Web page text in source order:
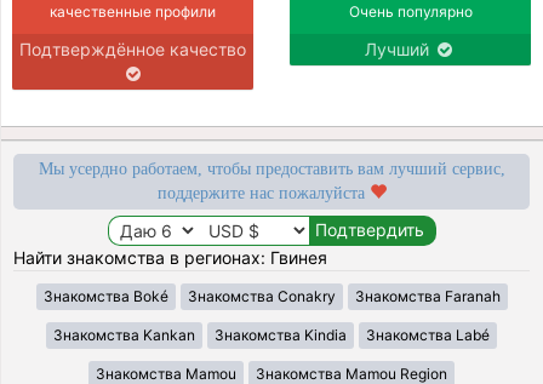
качественные профили
Подтверждённое качество
Очень популярно
Лучший
Мы усердно работаем, чтобы предоставить вам лучший сервис,
поддержите нас пожалуйста
Найти знакомства в регионах: Гвинея
Знакомства Boké Знакомства Conakry Знакомства Faranah
Знакомства Kankan Знакомства Kindia Знакомства Labé
Знакомства Mamou Знакомства Mamou Region